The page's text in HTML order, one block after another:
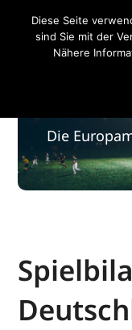
EM 2020
Die
Diese Seite
sind Sie mit der
Nähere